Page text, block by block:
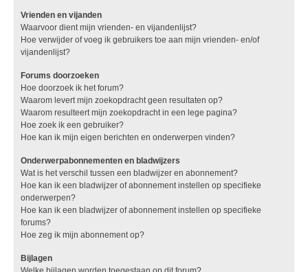
Vrienden en vijanden
Waarvoor dient mijn vrienden- en vijandenlijst?
Hoe verwijder of voeg ik gebruikers toe aan mijn vrienden- en/of
vijandenlijst?
Forums doorzoeken
Hoe doorzoek ik het forum?
Waarom levert mijn zoekopdracht geen resultaten op?
Waarom resulteert mijn zoekopdracht in een lege pagina?
Hoe zoek ik een gebruiker?
Hoe kan ik mijn eigen berichten en onderwerpen vinden?
Onderwerpabonnementen en bladwijzers
Wat is het verschil tussen een bladwijzer en abonnement?
Hoe kan ik een bladwijzer of abonnement instellen op specifieke
onderwerpen?
Hoe kan ik een bladwijzer of abonnement instellen op specifieke
forums?
Hoe zeg ik mijn abonnement op?
Bijlagen